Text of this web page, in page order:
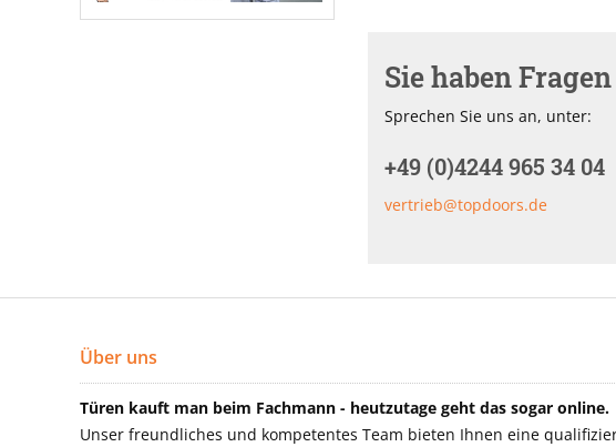
Sie haben
Sprechen Sie uns an, unter:
+49 (0)4244 965 34 04
vertrieb@topdoors.de
Über uns
Türen kauft man beim Fachmann - heutzutage geht das sogar online.
Unser freundliches und kompetentes Team bieten Ihnen eine